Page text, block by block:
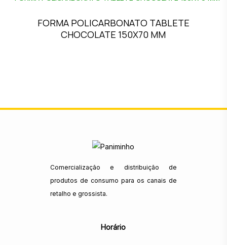
FORMA POLICARBONATO TABLETE
CHOCOLATE 150X70 MM
Comercialização e distribuição de
produtos de consumo para os canais de
retalho e grossista.
Horário